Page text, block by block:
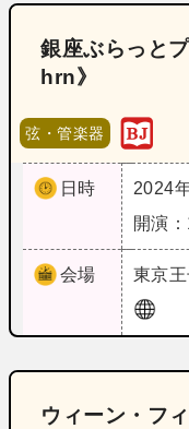
銀座ぶらっと
hrn》
弦・管楽器
日時
2024
開演
会場 東京
ウィーン・フ